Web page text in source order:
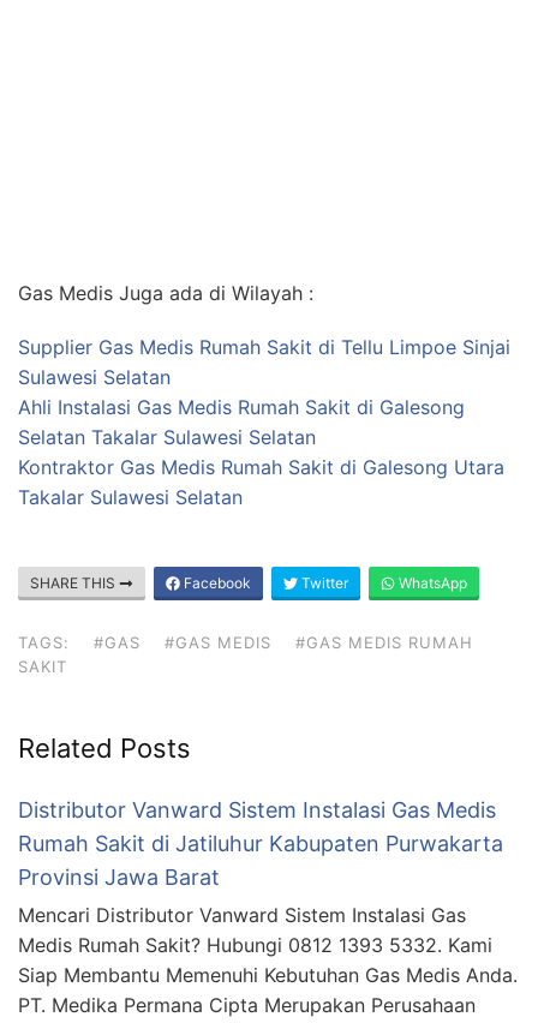
Gas Medis Juga ada di Wilayah :
Supplier Gas Medis Rumah Sakit di Tellu Limpoe Sinjai
Sulawesi Selatan
Ahli Instalasi Gas Medis Rumah Sakit di Galesong
Selatan Takalar Sulawesi Selatan
Kontraktor Gas Medis Rumah Sakit di Galesong Utara
Takalar Sulawesi Selatan
SHARE THIS Facebook Twitter WhatsApp
TAGS: #GAS #GAS MEDIS
#GAS MEDIS RUMAH
SAKIT
Related Posts
Distributor Vanward Sistem Instalasi Gas Medis
Rumah Sakit di Jatiluhur Kabupaten Purwakarta
Provinsi Jawa Barat
Mencari Distributor Vanward Sistem Instalasi Gas
Medis Rumah Sakit? Hubungi 0812 1393 5332. Kami
Siap Membantu Memenuhi Kebutuhan Gas Medis Anda.
PT. Medika Permana Cipta Merupakan Perusahaan